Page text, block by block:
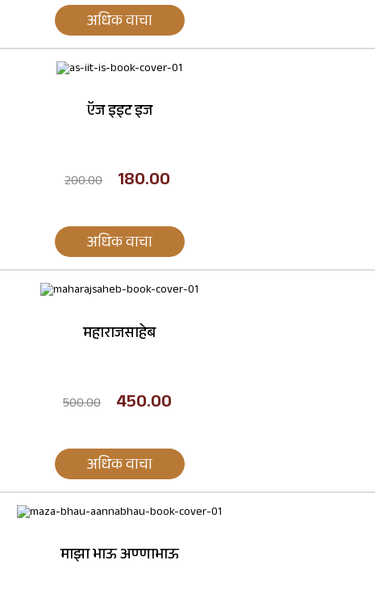
अधिक वाचा
ऍज इइट इज
200.00 180.00
अधिक वाचा
महाराजसाहेब
500.00 450.00
अधिक वाचा
माझा भाऊ अण्णाभाऊ